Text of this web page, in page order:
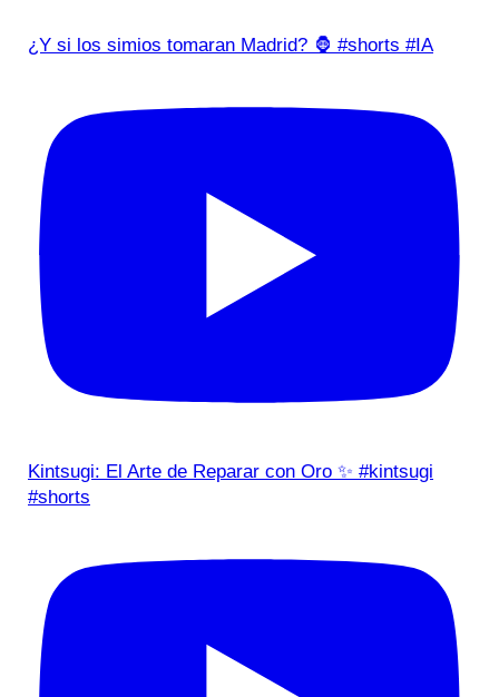
¿Y si los simios tomaran Madrid? 🦍 #shorts #IA
Kintsugi: El Arte de Reparar con Oro ✨ #kintsugi
#shorts